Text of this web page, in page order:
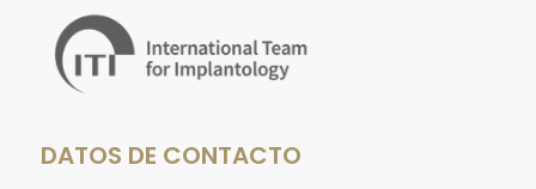
DATOS DE CONTACTO